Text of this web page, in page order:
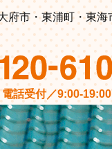
電話受付／9:00-19:00